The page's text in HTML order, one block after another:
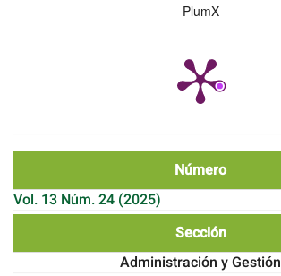
PlumX
Número
Vol. 13 Núm. 24 (2025)
Sección
Administración y Gestión